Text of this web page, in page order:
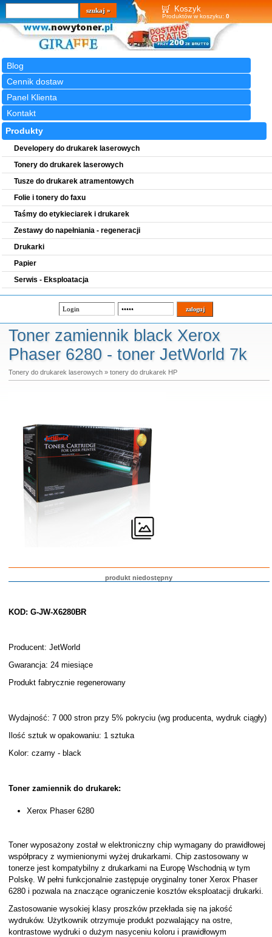
Koszyk
Produktów w koszyku: 0
Blog
Cennik dostaw
Panel Klienta
Kontakt
Wyszukiwarka
szukaj
Produkty
Developery do drukarek laserowych
Tonery do drukarek laserowych
Tusze do drukarek atramentowych
Folie i tonery do faxu
Taśmy do etykieciarek i drukarek
Zestawy do napełniania - regeneracji
Drukarki
Papier
Serwis - Eksploatacja
Toner zamiennik black Xerox
Phaser 6280 - toner JetWorld 7k
Tonery do drukarek laserowych» tonery do drukarek HP
produkt niedostępny
KOD: G-JW-X6280BR
Producent: JetWorld
Gwarancja: 24 miesiące
Produkt fabrycznie regenerowany
Wydajność: 7 000 stron przy 5% pokryciu (wg producenta, wydruk ciągły)
Ilość sztuk w opakowaniu: 1 sztuka
Kolor: czarny - black
Toner zamiennik do drukarek:
Xerox Phaser 6280
Toner wyposażony został w elektroniczny chip wymagany do prawidłowej
współpracy z wymienionymi wyżej drukarkami. Chip zastosowany w
tonerze jest kompatybilny z drukarkami na Europę Wschodnią w tym
Polskę. W pełni funkcjonalnie zastępuje oryginalny toner Xerox Phaser
6280 i pozwala na znaczące ograniczenie kosztów eksploatacji drukarki.
Zastosowanie wysokiej klasy proszków przekłada się na jakość
wydruków. Użytkownik otrzymuje produkt pozwalający na ostre,
kontrastowe wydruki o dużym nasyceniu koloru i prawidłowym